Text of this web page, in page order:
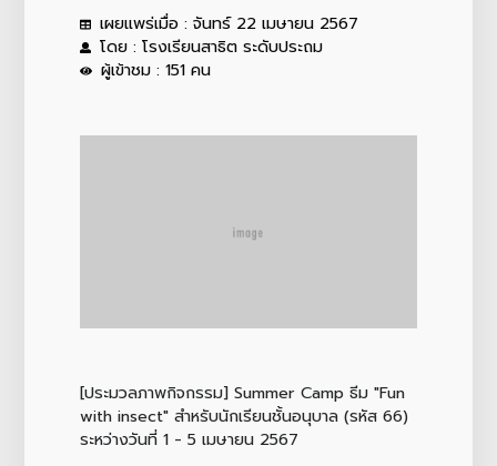
เผยแพร่เมื่อ : จันทร์ 22 เมษายน 2567
โดย : โรงเรียนสาธิต ระดับประถม
ผู้เข้าชม : 151 คน
[ประมวลภาพกิจกรรม] Summer Camp ธีม "Fun
with insect" สำหรับนักเรียนชั้นอนุบาล (รหัส 66)
ระหว่างวันที่ 1 - 5 เมษายน 2567